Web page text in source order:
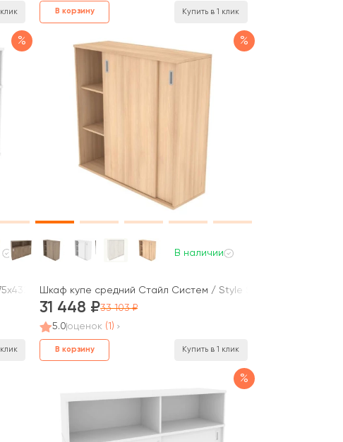
В корзину Купить в 1 клик
%
Оникс / Onix
%
В наличии
Шкаф купе средний Стайл Систем / Style System
31 448
33 103
5.0оценок (1)
В корзину Купить в 1 клик
%